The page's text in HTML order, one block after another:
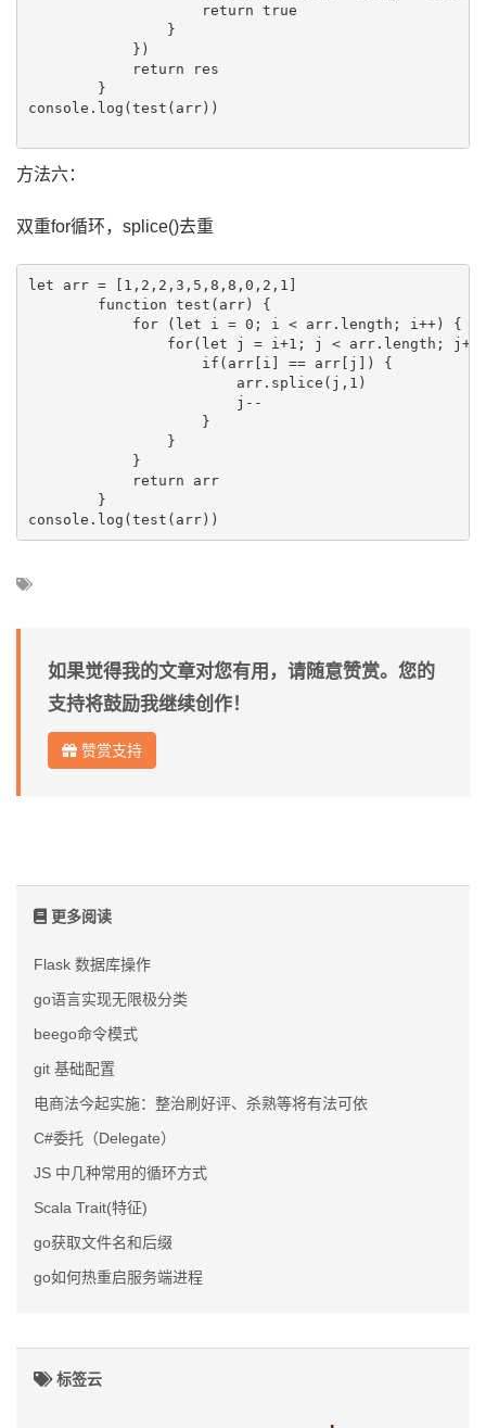
                    return true
                }
            })
            return res
        }
console.log(test(arr))
方法六：
双重for循环，splice()去重
let arr = [1,2,2,3,5,8,8,0,2,1]
        function test(arr) {
            for (let i = 0; i < arr.length; i++) {
for(let j = i+1; j < arr.length;
                    if(arr[i] == arr[j]) {
                        arr.splice(j,1)
                        j--
                    }
                }
            }
            return arr
        }
如果觉得我的文章对您有用，请随意赞赏。您的
支持将鼓励我继续创作！
赞赏支持
更多阅读
Flask 数据库操作
go语言实现无限极分类
beego命令模式
git 基础配置
电商法今起实施：整治刷好评、杀熟等将有法可依
C#委托（Delegate）
JS 中几种常用的循环方式
Scala Trait(特征)
go获取文件名和后缀
go如何热重启服务端进程
标签云